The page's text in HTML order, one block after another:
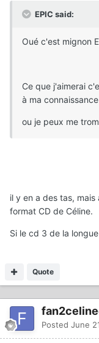
EPIC said:
Oué c'est mignon
Ce que j'aimerai
à ma
ou je peux me
il y en a des tas,
format CD de Céline.
Si le cd 3 de la
Quote
Posted June